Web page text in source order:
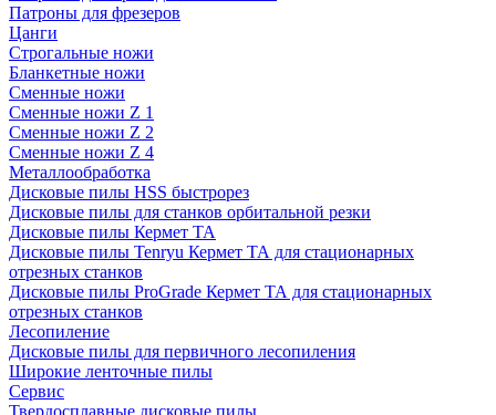
Патроны для фрезеров
Цанги
Строгальные ножи
Бланкетные ножи
Сменные ножи
Сменные ножи Z 1
Сменные ножи Z 2
Сменные ножи Z 4
Металлообработка
Дисковые пилы HSS быстрорез
Дисковые пилы для станков орбитальной резки
Дисковые пилы Кермет ТА
Дисковые пилы Tenryu Кермет ТА для стационарных
отрезных станков
Дисковые пилы ProGrade Кермет ТА для стационарных
отрезных станков
Лесопиление
Дисковые пилы для первичного лесопиления
Широкие ленточные пилы
Сервис
Твердосплавные дисковые пилы